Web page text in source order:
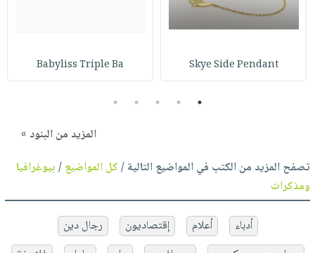
Skye Side Pendant
Babyliss Triple Ba
1
2
3
4
5
المزيد من البنود »
تصفح المزيد من الكتب في المواضيع التالية /كل المواضيع/بيوغرافيا
ومذكرات
أدباء أعلام إقتصاديون
رجال دين